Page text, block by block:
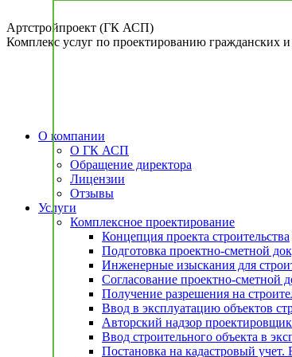
к
содержанию
Артстройпроект (ГК АСП)
Комплекс услуг по проектированию гражданских
О компании
О ГК АСП
Обращение директора
Лицензии
Отзывы
Услуги
Комплексное проектирование
Концепция проекта строительства
Подготовка проектно-сметной
Инженерные изыскания для
Согласование проектно-сметной
Получение разрешения на
Ввод в эксплуатацию объектов
Авторский надзор
Ввод строительного объекта в
Постановка на кадастровый